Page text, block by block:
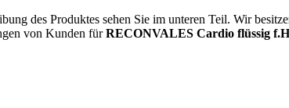
des Produktes sehen Sie im unteren Teil. Wir
von Kunden fürRECONVALES Cardio flüssig